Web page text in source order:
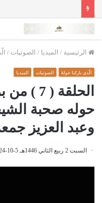
الرئيسية / الميديا / الصوتيات /
الّذي باركنا حولهُ الصوتيات الميديا
الحلقة (
حوله صحبة
وعبد العزيز
السبت 2 ربيع الثاني 1446هـ 5-10-2024م